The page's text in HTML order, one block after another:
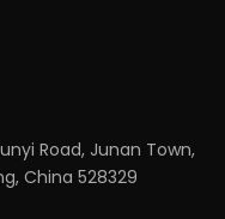
Road, Junan Town,
China 528329